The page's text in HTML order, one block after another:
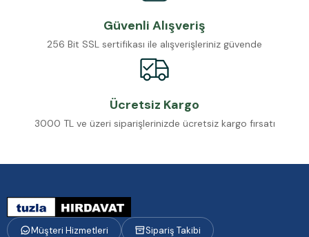
Güvenli Alışveriş
256 Bit SSL sertifikası ile alışverişleriniz güvende
Ücretsiz Kargo
3000 TL ve üzeri siparişlerinizde ücretsiz kargo fırsatı
Müşteri Hizmetleri Sipariş Takibi